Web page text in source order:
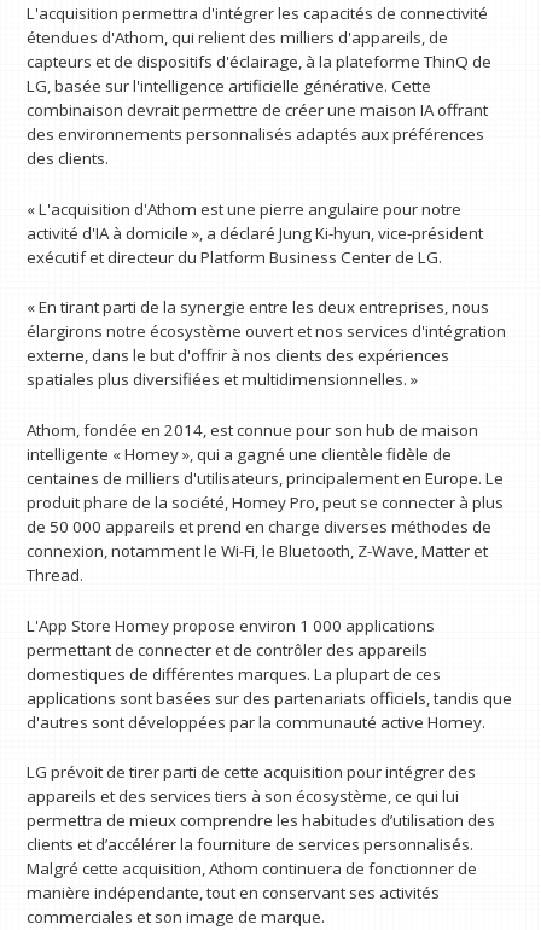
L'acquisition permettra d'intégrer les capacités de connectivité
étendues d'Athom, qui relient des milliers d'appareils, de
capteurs et de dispositifs d'éclairage, à la plateforme ThinQ de
LG, basée sur l'intelligence artificielle générative. Cette
combinaison devrait permettre de créer une maison IA offrant
des environnements personnalisés adaptés aux préférences
des clients.
« L'acquisition d'Athom est une pierre angulaire pour notre
activité d'IA à domicile », a déclaré Jung Ki-hyun, vice-président
exécutif et directeur du Platform Business Center de LG.
« En tirant parti de la synergie entre les deux entreprises, nous
élargirons notre écosystème ouvert et nos services d'intégration
externe, dans le but d'offrir à nos clients des expériences
spatiales plus diversifiées et multidimensionnelles. »
Athom, fondée en 2014, est connue pour son hub de maison
intelligente « Homey », qui a gagné une clientèle fidèle de
centaines de milliers d'utilisateurs, principalement en Europe. Le
produit phare de la société, Homey Pro, peut se connecter à plus
de 50 000 appareils et prend en charge diverses méthodes de
connexion, notamment le Wi-Fi, le Bluetooth, Z-Wave, Matter et
Thread.
L'App Store Homey propose environ 1 000 applications
permettant de connecter et de contrôler des appareils
domestiques de différentes marques. La plupart de ces
applications sont basées sur des partenariats officiels, tandis que
d'autres sont développées par la communauté active Homey.
LG prévoit de tirer parti de cette acquisition pour intégrer des
appareils et des services tiers à son écosystème, ce qui lui
permettra de mieux comprendre les habitudes d’utilisation des
clients et d’accélérer la fourniture de services personnalisés.
Malgré cette acquisition, Athom continuera de fonctionner de
manière indépendante, tout en conservant ses activités
commerciales et son image de marque.